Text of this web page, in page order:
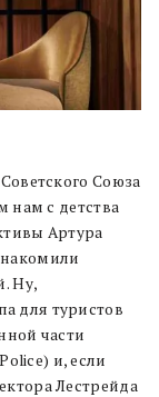
Союза
нам с детства
Артура
Ну,
для туристов
части
и, если
Лестрейда